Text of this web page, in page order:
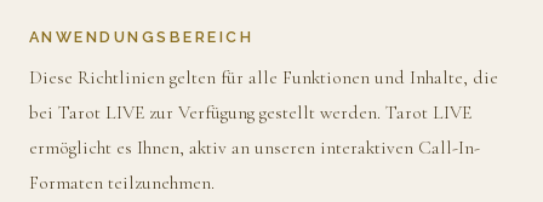
ANWENDUNGSBEREICH
Diese Richtlinien gelten für alle Funktionen und Inhalte, die
bei Tarot LIVE zur Verfügung gestellt werden. Tarot LIVE
ermöglicht es Ihnen, aktiv an unseren interaktiven Call-In-
Formaten teilzunehmen.